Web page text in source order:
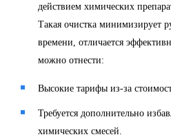
действием химических
Такая очистка минимизирует
времени, отличается
можно отнести:
Высокие тарифы из-за
Требуется дополнительно
химических смесей.